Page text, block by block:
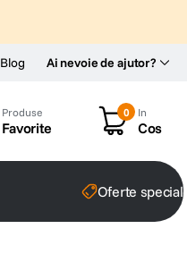
Ai nevoie de ajutor?
Blog
Produse
Favorite
0 In
Cos
Oferte